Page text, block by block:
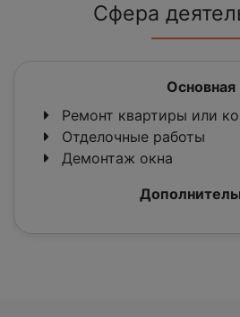
Сфера
Основная
Ремонт квартиры или
Отделочные работы
Демонтаж окна